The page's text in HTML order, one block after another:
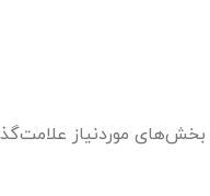
بخش‌های موردنیاز